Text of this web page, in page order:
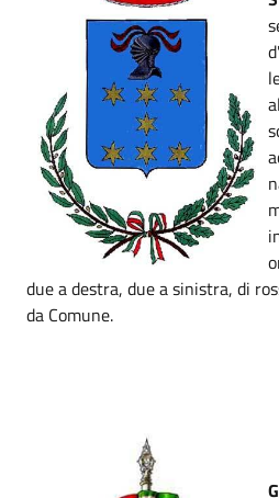
due a destra, due a sinistra, di
da Comune.